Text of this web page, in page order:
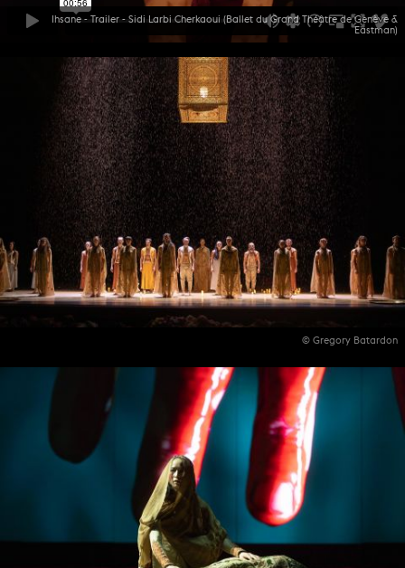
Ihsane - Trailer - Sidi Larbi Cherkaoui (Ballet du Grand Théâtre de Genève &
Eastman)
© Gregory Batardon